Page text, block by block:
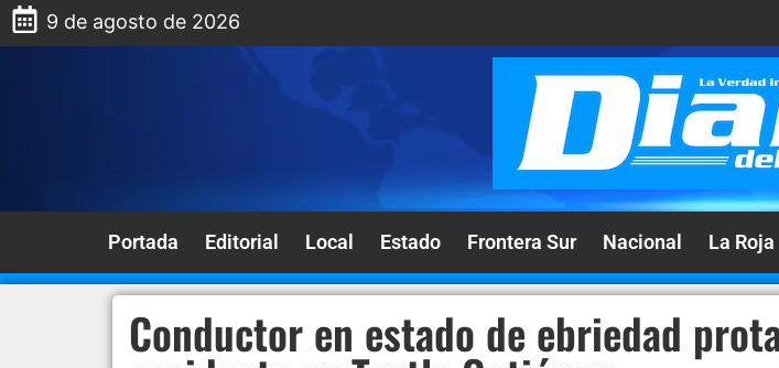
9 de agosto de 2026
Portada Editorial Local Estado Frontera Sur Nacional La Roja
Conductor en estado de ebriedad